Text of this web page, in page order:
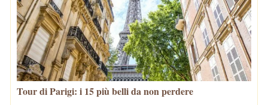
Tour di Parigi: i 15 più belli da non perdere